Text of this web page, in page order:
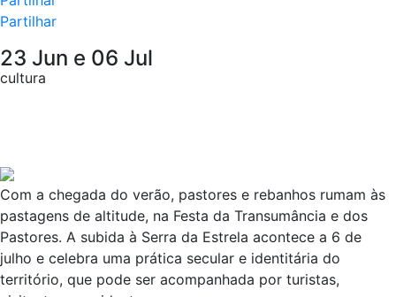
Partilhar
23 Jun e 06 Jul
cultura
Com a chegada do verão, pastores e rebanhos rumam às
pastagens de altitude, na Festa da Transumância e dos
Pastores. A subida à Serra da Estrela acontece a 6 de
julho e celebra uma prática secular e identitária do
território, que pode ser acompanhada por turistas,